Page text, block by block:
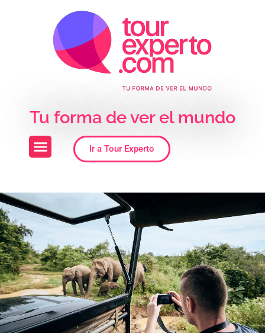
Tu forma de ver el mundo
Ir a Tour Experto